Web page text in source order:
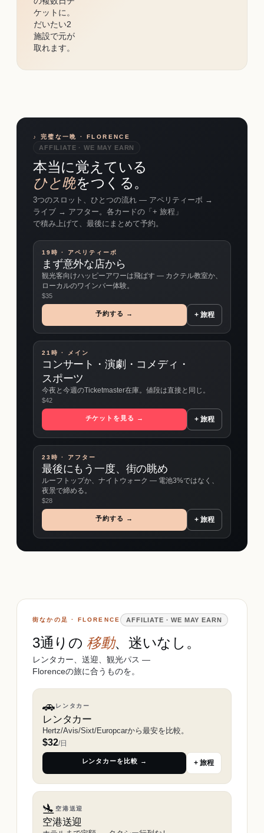
ケットに。
だいたい2
施設で元が
取れます。
♪ 完璧な一晩 · FLORENCE
AFFILIATE · WE MAY EARN
本当に覚えている
ひと晩をつくる。
3つのスロット、ひとつの流れ ― アペリティーボ →
ライブ → アフター。各カードの「+ 旅程」
で積み上げて、最後にまとめて予約。
19時 · アペリティーボ
まず意外な店から
観光客向けハッピーアワーは飛ばす ― カクテル教室か、
ローカルのワインバー体験。
$35
予約する → + 旅程
21時 · メイン
コンサート・演劇・コメディ・
スポーツ
今夜と今週のTicketmaster在庫。値段は直接と同じ。
$42
チケットを見る → + 旅程
23時 · アフター
最後にもう一度、街の眺め
ルーフトップか、ナイトウォーク ― 電池3%ではなく、
夜景で締める。
$28
予約する → + 旅程
街なかの足 · FLORENCE AFFILIATE · WE MAY EARN
3通りの移動、迷いなし。
レンタカー、送迎、観光パス ―
Florenceの旅に合うものを。
🚗レンタカー
レンタカー
Hertz/Avis/Sixt/Europcarから最安を比較。
$32/日
レンタカーを比較 → + 旅程
🛬 空港送迎
空港送迎